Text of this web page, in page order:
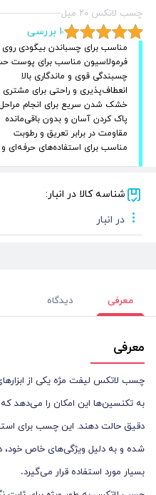
چسب لاتکس ۲۰ میل
1 بررسی
مناسب برای چسباندن بیگودی
فرمولاسیون مناسب برای پوست
چسبندگی قوی و ماندگاری بالا
انعطاف‌پذیری و راحتی برای مشتری
خشک شدن سریع برای انجام
پاک کردن آسان و بدون باقی‌مانده
مقاومت در برابر تعریق و رطوبت
مناسب برای استفاده‌های
شناسه کالا در انبار:
در انبار
معرفی دیدگاه
معرفی
چسب لاتکس لیفت مژه یکی از
به تکنسین‌ها این امکان را می‌دهد
دقیق حالت دهند. این چسب برای
شده و به دلیل ویژگی‌های خاص خود،
بسیار مورد استفاده قرار می‌گیرد.